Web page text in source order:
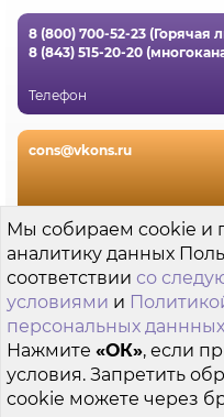
8 (800) 700-52-23 (Горячая
8 (843) 515-20-20
Телефон
cons@vkons.ru
Пользовательское
Согласие на
Политика обработки
Мы собираем cookie и
аналитику данных
соответствии со
условиями и
персональных даннных
Нажмите «ОК», если
условия. Запретить
cookie можете через